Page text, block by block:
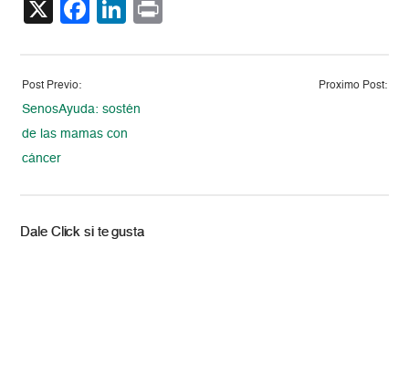
X Facebook
LinkedIn
Post Previo:
SenosAyuda: sostén
de las mamas con
cáncer
Proximo Post:
Dale Click si te gusta